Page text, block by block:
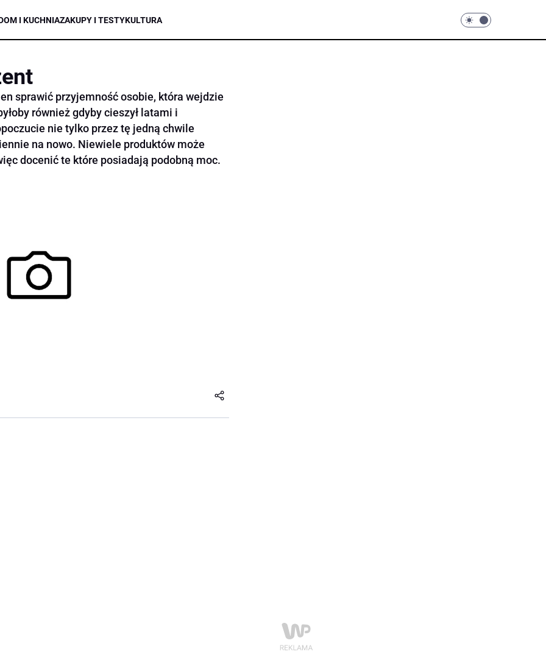
I KUCHNIAZAKUPY I TESTYKULTURA
sprawić przyjemność osobie, która wejdzie
również gdyby cieszył latami i
nie tylko przez tę jedną chwile
na nowo. Niewiele produktów może
docenić te które posiadają podobną moc.